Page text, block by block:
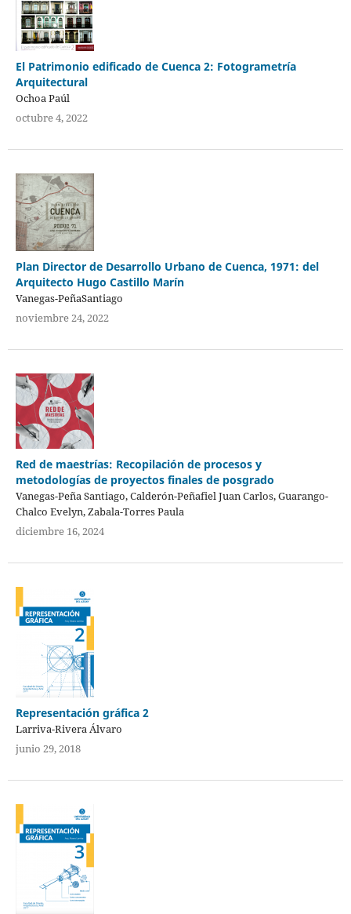
El Patrimonio edificado de Cuenca 2: Fotogrametría
Arquitectural
Ochoa Paúl
octubre 4, 2022
Plan Director de Desarrollo Urbano de Cuenca, 1971: del
Arquitecto Hugo Castillo Marín
Vanegas-PeñaSantiago
noviembre 24, 2022
Red de maestrías: Recopilación de procesos y
metodologías de proyectos finales de posgrado
Vanegas-Peña Santiago, Calderón-Peñafiel Juan Carlos, Guarango-
Chalco Evelyn, Zabala-Torres Paula
diciembre 16, 2024
Representación gráfica 2
Larriva-Rivera Álvaro
junio 29, 2018